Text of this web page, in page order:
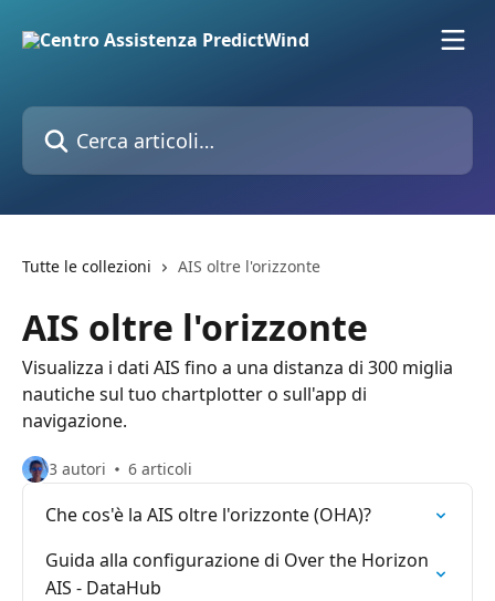
Cerca articoli…
Tutte le collezioni AIS oltre l'orizzonte
AIS oltre l'orizzonte
Visualizza i dati AIS fino a una distanza di 300 miglia
nautiche sul tuo chartplotter o sull'app di
navigazione.
3 autori 6 articoli
Che cos'è la AIS oltre l'orizzonte (OHA)?
Guida alla configurazione di Over the Horizon
AIS - DataHub